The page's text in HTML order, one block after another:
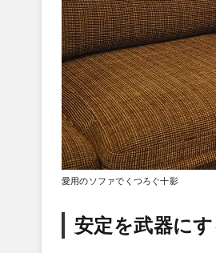
愛用のソファでくつろぐ十影
安定を武器に